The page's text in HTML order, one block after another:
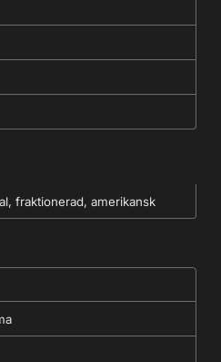
fraktionerad, amerikansk